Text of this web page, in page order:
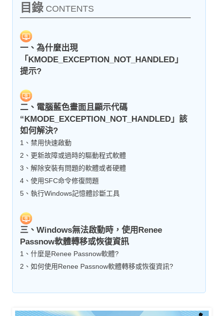
目錄 CONTENTS
一、為什麼出現
「KMODE_EXCEPTION_NOT_HANDLED」
提示?
二、電腦藍色畫面且顯示代碼
“KMODE_EXCEPTION_NOT_HANDLED」該
如何解決?
1、禁用快速啟動
2、更新故障或過時的驅動程式軟體
3、解除安裝有問題的軟體或者硬體
4、使用SFC命令修復問題
5、執行Windows記憶體診斷工具
三、Windows無法啟動時，使用Renee
Passnow軟體轉移或恢復資訊
1、什麼是Renee Passnow軟體?
2、如何使用Renee Passnow軟體轉移或恢復資訊?